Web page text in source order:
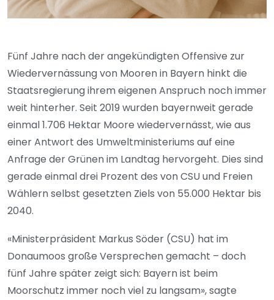
Fünf Jahre nach der angekündigten Offensive zur
Wiedervernässung von Mooren in Bayern hinkt die
Staatsregierung ihrem eigenen Anspruch noch immer
weit hinterher. Seit 2019 wurden bayernweit gerade
einmal 1.706 Hektar Moore wiedervernässt, wie aus
einer Antwort des Umweltministeriums auf eine
Anfrage der Grünen im Landtag hervorgeht. Dies sind
gerade einmal drei Prozent des von CSU und Freien
Wählern selbst gesetzten Ziels von 55.000 Hektar bis
2040.
«Ministerpräsident Markus Söder (CSU) hat im
Donaumoos große Versprechen gemacht – doch
fünf Jahre später zeigt sich: Bayern ist beim
Moorschutz immer noch viel zu langsam», sagte